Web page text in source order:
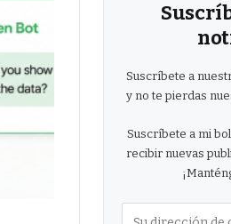
Suscríbete a
y no te pierdas
Suscríbete a mi
recibir nuevas